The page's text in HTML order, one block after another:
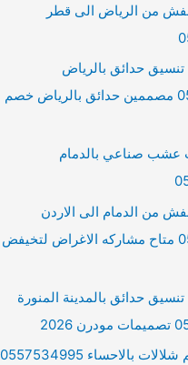
من الرياض الى قطر
حدائق بالرياض
0544141618 مصممين حدائق بالرياض خصم
عشب صناعي بالدمام
من الدمام الى الاردن
0561162260 متاح مشاركه الاغراض لتخيفض
حدائق بالمدينة المنورة
شركة تصميم شلالات بالاحساء 0557534995